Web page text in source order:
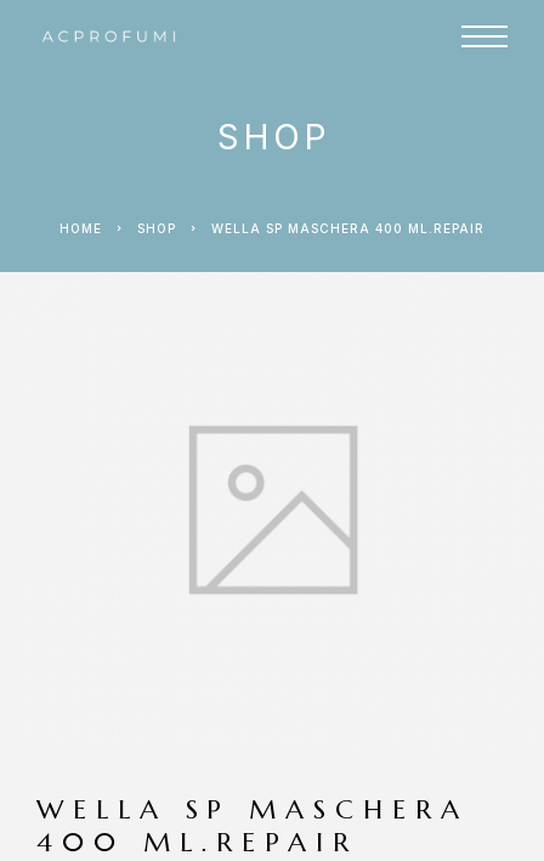
SHOP
HOME SHOP WELLA SP MASCHERA 400 ML.REPAIR
WELLA SP MASCHERA
400 ML.REPAIR